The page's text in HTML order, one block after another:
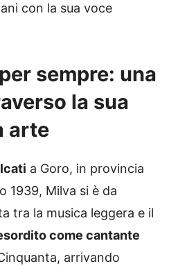
con la sua voce
sempre: una
la sua
arte
a Goro, in provincia
1939, Milva si è da
tra la musica leggera e il
come cantante
arrivando